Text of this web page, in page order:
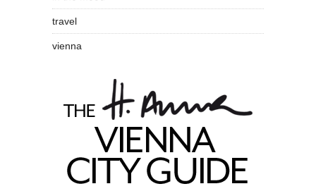
travel
vienna